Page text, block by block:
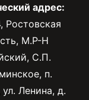
адрес:
Ростовская
М.Р-Н
С.П.
п.
Ленина, д.